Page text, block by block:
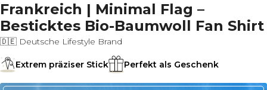
Frankreich | Minimal Flag –
Besticktes Bio-Baumwoll Fan Shirt
🇩🇪 Deutsche Lifestyle Brand
Extrem präziser Stick Perfekt als Geschenk